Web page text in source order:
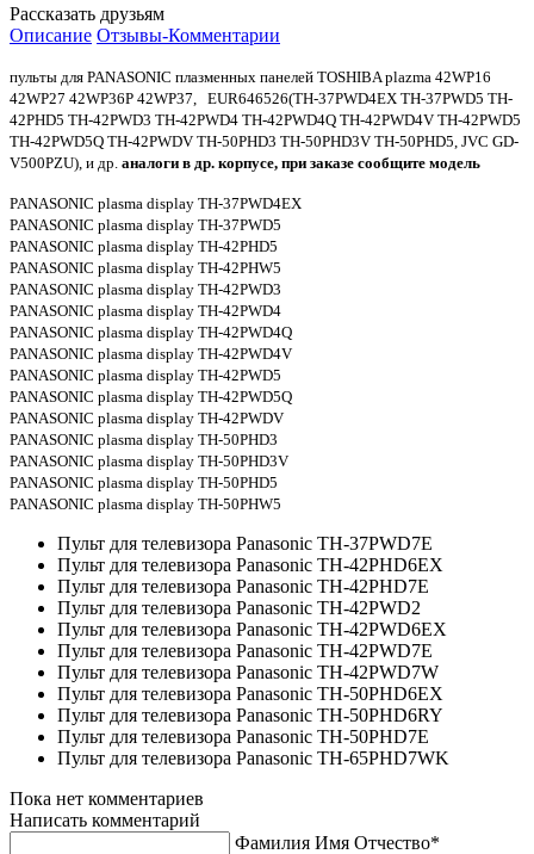
Рассказать друзьям
Описание Отзывы-Комментарии
пульты для PANASONIC плазменных панелей TOSHIBA plazma 42WP16
42WP27 42WP36P 42WP37,
EUR646526(TH-37PWD4EX TH-37PWD5 TH-
42PHD5 TH-42PWD3 TH-42PWD4 TH-42PWD4Q TH-42PWD4V TH-42PWD5
TH-42PWD5Q TH-42PWDV TH-50PHD3 TH-50PHD3V TH-50PHD5, JVC GD-
V500PZU), и др. аналоги в др. корпусе, при заказе сообщите модель
PANASONIC plasma display TH-37PWD4EX
PANASONIC plasma display TH-37PWD5
PANASONIC plasma display TH-42PHD5
PANASONIC plasma display TH-42PHW5
PANASONIC plasma display TH-42PWD3
PANASONIC plasma display TH-42PWD4
PANASONIC plasma display TH-42PWD4Q
PANASONIC plasma display TH-42PWD4V
PANASONIC plasma display TH-42PWD5
PANASONIC plasma display TH-42PWD5Q
PANASONIC plasma display TH-42PWDV
PANASONIC plasma display TH-50PHD3
PANASONIC plasma display TH-50PHD3V
PANASONIC plasma display TH-50PHD5
PANASONIC plasma display TH-50PHW5
Пульт для телевизора Panasonic TH-37PWD7E
Пульт для телевизора Panasonic TH-42PHD6EX
Пульт для телевизора Panasonic TH-42PHD7E
Пульт для телевизора Panasonic TH-42PWD2
Пульт для телевизора Panasonic TH-42PWD6EX
Пульт для телевизора Panasonic TH-42PWD7E
Пульт для телевизора Panasonic TH-42PWD7W
Пульт для телевизора Panasonic TH-50PHD6EX
Пульт для телевизора Panasonic TH-50PHD6RY
Пульт для телевизора Panasonic TH-50PHD7E
Пульт для телевизора Panasonic TH-65PHD7WK
Пока нет комментариев
Написать комментарий
Фамилия Имя Отчество*